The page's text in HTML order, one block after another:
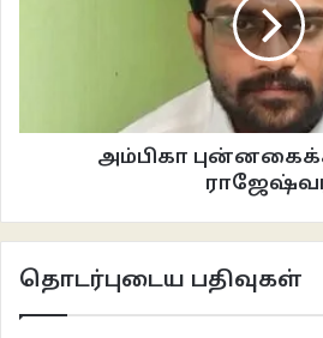
தொலைத்து தேடியவற்றை
கண்முன் நிறுத்தி வதைத்திடும்
அம்பிகா
தொடர்புடைய பதிவுகள்